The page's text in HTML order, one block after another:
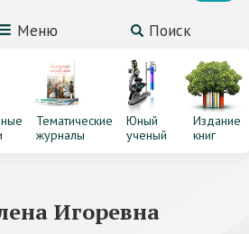
Меню Поиск
Тематические
журналы
Юный
ученый
Издание
книг
Игоревна